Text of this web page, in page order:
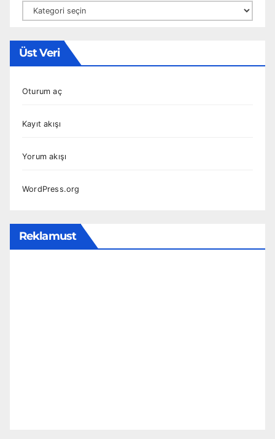
Kategoriler
Üst Veri
Oturum aç
Kayıt akışı
Yorum akışı
WordPress.org
Reklamust